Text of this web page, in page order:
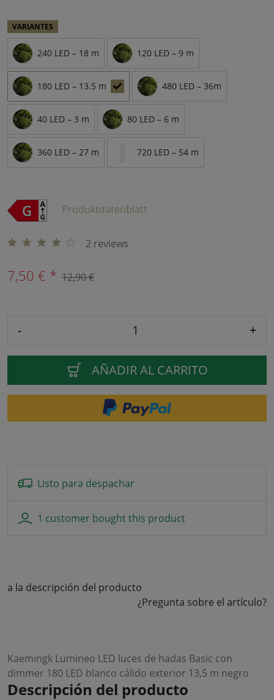
VARIANTES
240 LED – 18 m 120 LED – 9 m
180 LED – 13.5 m 480 LED – 36m
40 LED – 3 m 80 LED – 6 m
360 LED – 27 m 720 LED – 54 m
Produktdatenblatt
2 reviews
7,50 € * 12,90 €
- +
AÑADIR AL CARRITO
Listo para despachar
1 customer bought this product
a la descripción del producto
¿Pregunta sobre el artículo?
Kaemingk Lumineo LED luces de hadas Basic con
dimmer 180 LED blanco cálido exterior 13,5 m negro
Descripción del producto